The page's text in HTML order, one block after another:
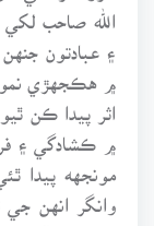
الله صاحب لکي
۽ عبادتون
۾ هڪجهڙي
اثر پيدا ڪن
۾ ڪشادگي ۽
مونجهه پيدا
وانگر انهن